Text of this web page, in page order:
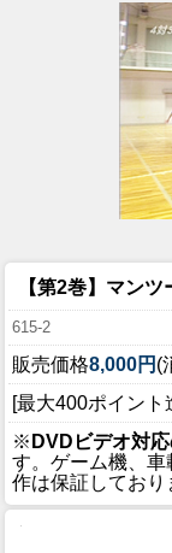
【第2巻】マン
615-2
販売価格8,000円 (
[最大400ポイント
※ DVDビデオ対
す。ゲーム機、
作は保証しており